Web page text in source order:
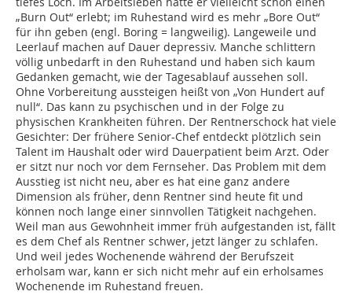
„Burn Out“ erlebt; im Ruhestand wird es mehr „Bore Out“
für ihn geben (engl. Boring = langweilig). Langeweile und
Leerlauf machen auf Dauer depressiv. Manche schlittern
völlig unbedarft in den Ruhestand und haben sich kaum
Gedanken gemacht, wie der Tagesablauf aussehen soll.
Ohne Vorbereitung aussteigen heißt von „Von Hundert auf
null“. Das kann zu psychischen und in der Folge zu
physischen Krankheiten führen. Der Rentnerschock hat viele
Gesichter: Der frühere Senior-Chef entdeckt plötzlich sein
Talent im Haushalt oder wird Dauerpatient beim Arzt. Oder
er sitzt nur noch vor dem Fernseher. Das Problem mit dem
Ausstieg ist nicht neu, aber es hat eine ganz andere
Dimension als früher, denn Rentner sind heute fit und
können noch lange einer sinnvollen Tätigkeit nachgehen.
Weil man aus Gewohnheit immer früh aufgestanden ist, fällt
es dem Chef als Rentner schwer, jetzt länger zu schlafen.
Und weil jedes Wochenende während der Berufszeit
erholsam war, kann er sich nicht mehr auf ein erholsames
Wochenende im Ruhestand freuen.